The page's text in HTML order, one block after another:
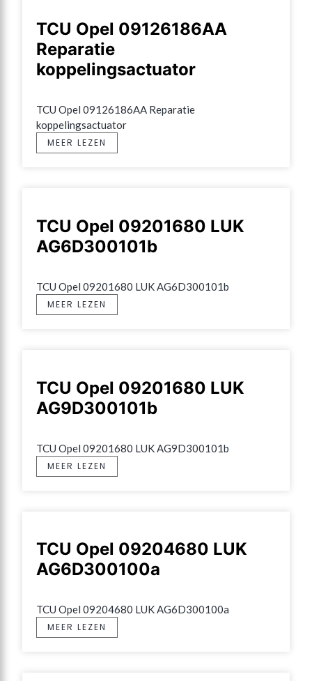
TCU Opel 09126186AA
Reparatie
koppelingsactuator
TCU Opel 09126186AA Reparatie
koppelingsactuator
MEER LEZEN
TCU Opel 09201680 LUK
AG6D300101b
TCU Opel 09201680 LUK AG6D300101b
MEER LEZEN
TCU Opel 09201680 LUK
AG9D300101b
TCU Opel 09201680 LUK AG9D300101b
MEER LEZEN
TCU Opel 09204680 LUK
AG6D300100a
TCU Opel 09204680 LUK AG6D300100a
MEER LEZEN